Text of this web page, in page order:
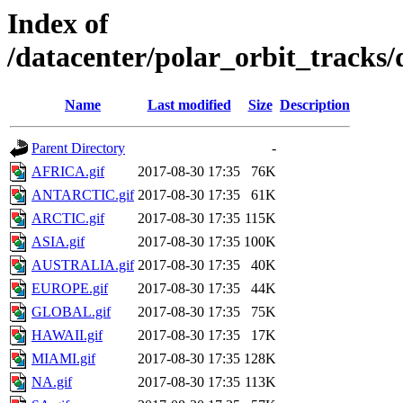
Index of
/datacenter/polar_orbit_tracks/
Name Last modified Size Description
Parent Directory
-
AFRICA.gif
2017-08-30 17:35
76K
ANTARCTIC.gif 2017-08-30 17:35
61K
ARCTIC.gif
2017-08-30 17:35 115K
ASIA.gif
2017-08-30 17:35 100K
AUSTRALIA.gif 2017-08-30 17:35
40K
EUROPE.gif
2017-08-30 17:35
44K
GLOBAL.gif
2017-08-30 17:35
75K
HAWAII.gif
2017-08-30 17:35
17K
MIAMI.gif
2017-08-30 17:35 128K
NA.gif
2017-08-30 17:35 113K